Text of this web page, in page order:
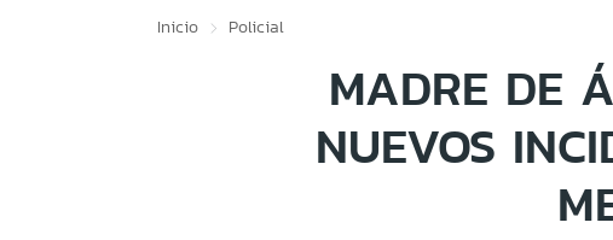
Inicio Policial
MADRE DE
NUEVOS